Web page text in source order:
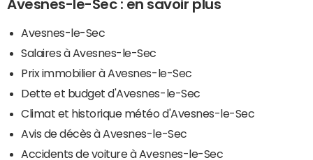
Avesnes-le-Sec : en savoir plus
Avesnes-le-Sec
Salaires à Avesnes-le-Sec
Prix immobilier à Avesnes-le-Sec
Dette et budget d'Avesnes-le-Sec
Climat et historique météo d'Avesnes-le-Sec
Avis de décès à Avesnes-le-Sec
Accidents de voiture à Avesnes-le-Sec